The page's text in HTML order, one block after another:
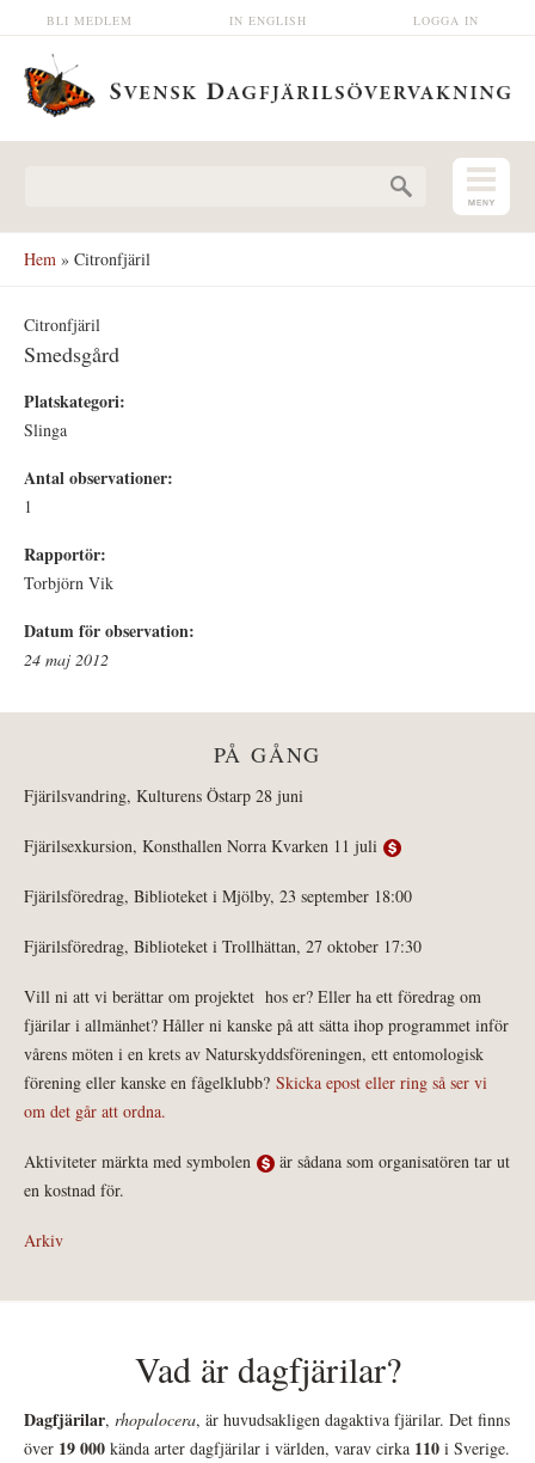
Hoppa till huvudinnehåll LOGGA IN
IN ENGLISH
BLI MEDLEM
Hem » Citronfjäril
Citronfjäril
Smedsgård
Platskategori:
Slinga
Antal observationer:
1
Rapportör:
Torbjörn Vik
Datum för observation:
24 maj 2012
PÅ GÅNG
Fjärilsvandring, Kulturens Östarp 28 juni
Fjärilsexkursion, Konsthallen Norra Kvarken 11 juli
Fjärilsföredrag, Biblioteket i Mjölby, 23 september 18:00
Fjärilsföredrag, Biblioteket i Trollhättan, 27 oktober 17:30
Vill ni att vi berättar om projektet hos er? Eller ha ett föredrag om
fjärilar i allmänhet? Håller ni kanske på att sätta ihop programmet inför
vårens möten i en krets av Naturskyddsföreningen, ett entomologisk
förening eller kanske en fågelklubb? Skicka epost eller ring så ser vi
om det går att ordna.
Aktiviteter märkta med symbolen
är sådana som organisatören tar ut
en kostnad för.
Arkiv
Vad är dagfjärilar?
Dagfjärilar, rhopalocera, är huvudsakligen dagaktiva fjärilar. Det finns
över 19 000 kända arter dagfjärilar i världen, varav cirka 110 i Sverige.